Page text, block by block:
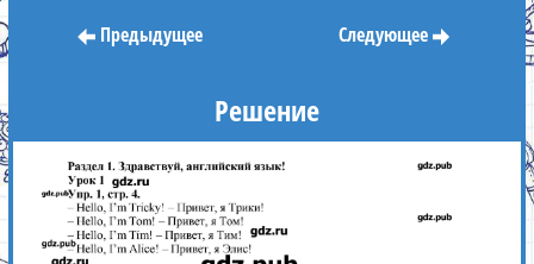
Предыдущее Следующее
Решение